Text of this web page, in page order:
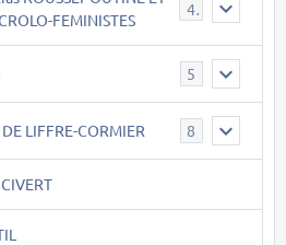
FEMINISTES
40
5
LIFFRE-CORMIER 8